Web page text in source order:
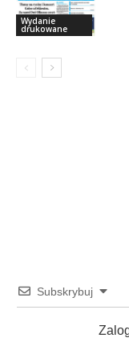
Wydanie
drukowane
Subskrybuj